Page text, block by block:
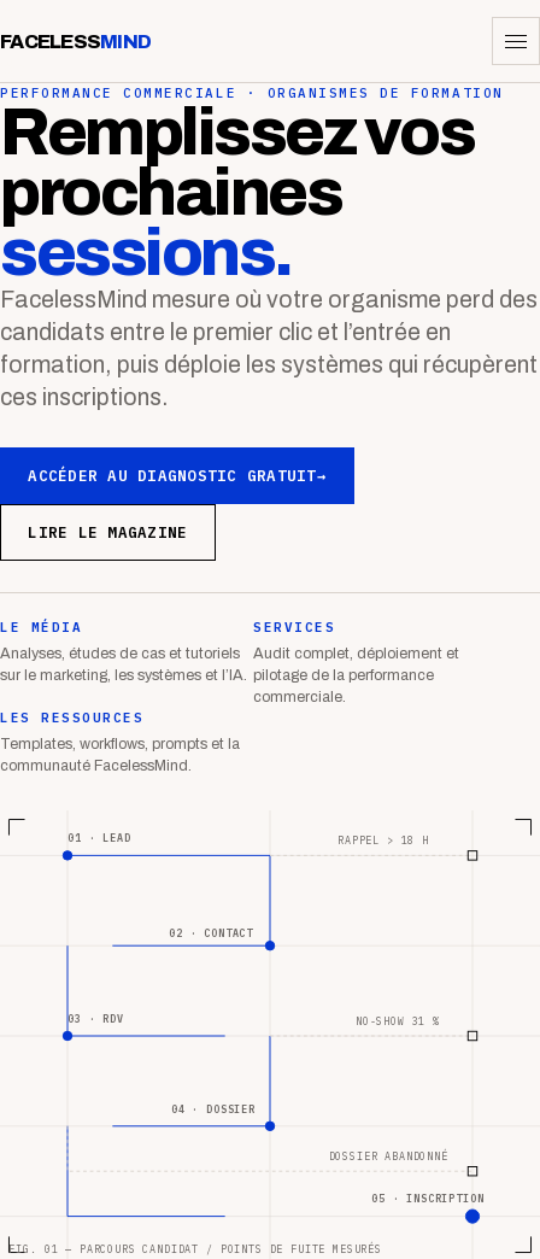
FACELESSMIND
PERFORMANCE COMMERCIALE · ORGANISMES DE FORMATION
Remplissez vos
prochaines
sessions.
FacelessMind mesure où votre organisme perd des
candidats entre le premier clic et l’entrée en
formation, puis déploie les systèmes qui récupèrent
ces inscriptions.
ACCÉDER AU DIAGNOSTIC GRATUIT→
LIRE LE MAGAZINE
LE MÉDIA
Analyses, études de cas et tutoriels
sur le marketing, les systèmes et l’IA.
SERVICES
Audit complet, déploiement et
pilotage de la performance
commerciale.
LES RESSOURCES
Templates, workflows, prompts et la
communauté FacelessMind.
01 · LEAD
02 · CONTACT
03 · RDV
04 · DOSSIER
05 · INSCRIPTION
RAPPEL > 18 H
NO-SHOW 31 %
DOSSIER ABANDONNÉ
FIG. 01 — PARCOURS CANDIDAT / POINTS DE FUITE MESURÉS